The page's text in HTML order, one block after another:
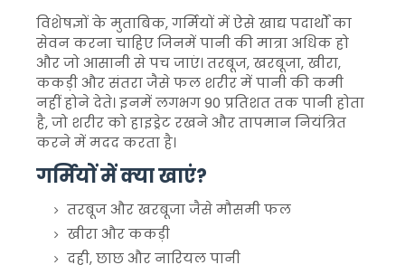
विशेषज्ञों के मुताबिक, गर्मियों में ऐसे खाद्य पदार्थों का
सेवन करना चाहिए जिनमें पानी की मात्रा अधिक हो
और जो आसानी से पच जाएं। तरबूज, खरबूजा, खीरा,
ककड़ी और संतरा जैसे फल शरीर में पानी की कमी
नहीं होने देते। इनमें लगभग 90 प्रतिशत तक पानी होता
है, जो शरीर को हाइड्रेट रखने और तापमान नियंत्रित
करने में मदद करता है।
गर्मियों में क्या खाएं?
तरबूज औरखरबूजाजैसे मौसमी फल
खीरा और ककड़ी
दही, छाछ और नारियल पानी